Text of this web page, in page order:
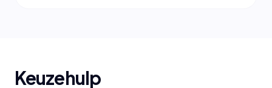
Keuzehulp